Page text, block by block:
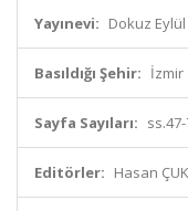
Yayınevi: Dokuz
Basıldığı Şehir: İzmir
Sayfa Sayıları:
Editörler: Hasan